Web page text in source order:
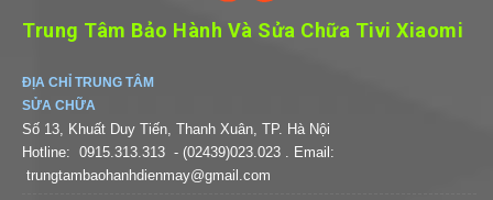
Trung Tâm Bảo Hành Và Sửa Chữa Tivi Xiaomi
ĐỊA CHỈ TRUNG TÂM
SỬA CHỮA
Số 13, Khuất Duy Tiến, Thanh Xuân, TP. Hà Nội
Hotline: 0915.313.313 - (02439)023.023 . Email:
trungtambaohanhdienmay@gmail.com